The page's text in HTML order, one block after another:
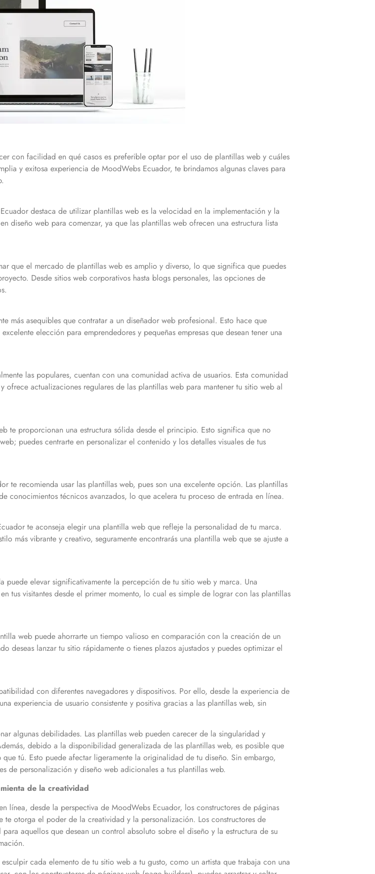
con facilidad en qué casos es preferible optar por el uso de plantillas web y cuáles
y exitosa experiencia de MoodWebs Ecuador, te brindamos algunas claves para
destaca de utilizar plantillas web es la velocidad en la implementación y la
diseño web para comenzar, ya que las plantillas web ofrecen una estructura lista
que el mercado de plantillas web es amplio y diverso, lo que significa que puedes
Desde sitios web corporativos hasta blogs personales, las opciones de
más asequibles que contratar a un diseñador web profesional. Esto hace que
elección para emprendedores y pequeñas empresas que desean tener una
las populares, cuentan con una comunidad activa de usuarios. Esta comunidad
actualizaciones regulares de las plantillas web para mantener tu sitio web al
te proporcionan una estructura sólida desde el principio. Esto significa que no
puedes centrarte en personalizar el contenido y los detalles visuales de tus
te recomienda usar las plantillas web, pues son una excelente opción. Las plantillas
conocimientos técnicos avanzados, lo que acelera tu proceso de entrada en línea.
te aconseja elegir una plantilla web que refleje la personalidad de tu marca.
más vibrante y creativo, seguramente encontrarás una plantilla web que se ajuste a
elevar significativamente la percepción de tu sitio web y marca. Una
tus visitantes desde el primer momento, lo cual es simple de lograr con las plantillas
web puede ahorrarte un tiempo valioso en comparación con la creación de un
deseas lanzar tu sitio rápidamente o tienes plazos ajustados y puedes optimizar el
con diferentes navegadores y dispositivos. Por ello, desde la experiencia de
experiencia de usuario consistente y positiva gracias a las plantillas web, sin
algunas debilidades. Las plantillas web pueden carecer de la singularidad y
debido a la disponibilidad generalizada de las plantillas web, es posible que
tú. Esto puede afectar ligeramente la originalidad de tu diseño. Sin embargo,
de personalización y diseño web adicionales a tus plantillas web.
de la creatividad
línea, desde la perspectiva de MoodWebs Ecuador, los constructores de páginas
otorga el poder de la creatividad y la personalización. Los constructores de
aquellos que desean un control absoluto sobre el diseño y la estructura de su
cada elemento de tu sitio web a tu gusto, como un artista que trabaja con una